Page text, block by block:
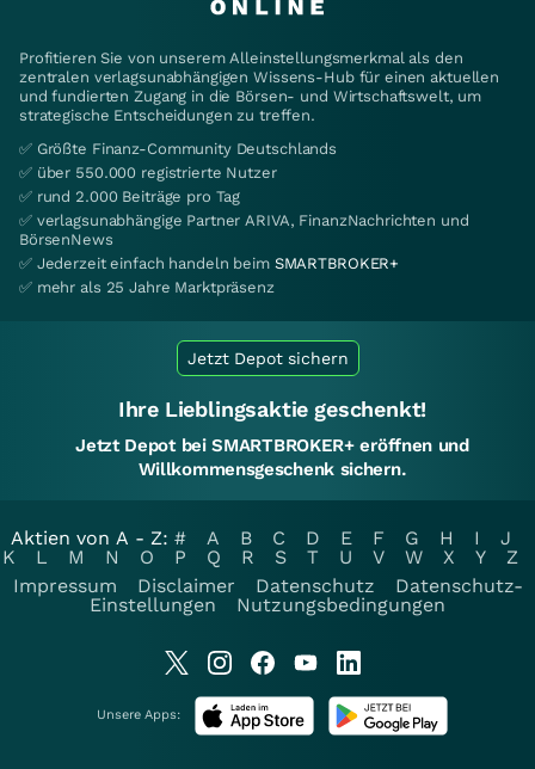
Profitieren Sie von unserem Alleinstellungsmerkmal als den
zentralen verlagsunabhängigen Wissens-Hub für einen aktuellen
und fundierten Zugang in die Börsen- und Wirtschaftswelt, um
strategische Entscheidungen zu treffen.
✅ Größte Finanz-Community Deutschlands
✅ über 550.000 registrierte Nutzer
✅ rund 2.000 Beiträge pro Tag
✅ verlagsunabhängige Partner ARIVA, FinanzNachrichten und
BörsenNews
✅ Jederzeit einfach handeln beim SMARTBROKER+
✅ mehr als 25 Jahre Marktpräsenz
Jetzt Depot sichern
Ihre Lieblingsaktie geschenkt!
Jetzt Depot bei SMARTBROKER+ eröffnen und
Willkommensgeschenk sichern.
Aktien von A - Z: # A B C D E F G H I
J
K
L M N O P Q R S T U V W X Y
Z
Impressum
Disclaimer Datenschutz
Datenschutz-
Einstellungen
Nutzungsbedingungen
Unsere Apps: